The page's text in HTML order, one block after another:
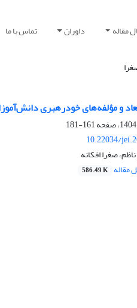
مقاله داوران تماس با ما
و مؤلفه‌های خود‌رهبری
161-181
10.22034/
صغرا افکانه
مقاله 586.49 K